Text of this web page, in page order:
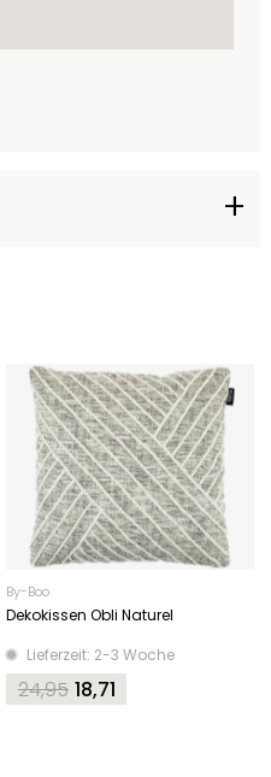
By-Boo
Dekokissen Obli Naturel
Lieferzeit: 2-3 Woche
24,95
Original18,71
Current